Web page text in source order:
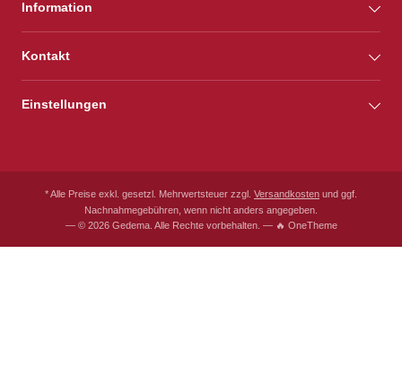
Information
Kontakt
Einstellungen
* Alle Preise exkl. gesetzl. Mehrwertsteuer zzgl. Versandkosten und ggf.
Nachnahmegebühren, wenn nicht anders angegeben.
— © 2026 Gedema. Alle Rechte vorbehalten. — 🔥 OneTheme